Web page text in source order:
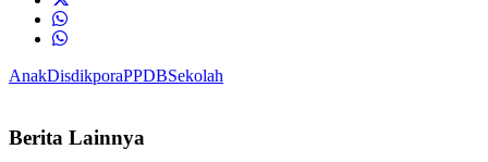
AnakDisdikporaPPDBSekolah
Berita Lainnya